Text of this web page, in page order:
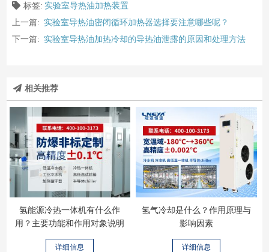
标签: 实验室导热油加热装置
上一篇: 实验室导热油密闭循环加热器选择要注意哪些呢？
下一篇: 实验室导热油加热冷却的导热油泄露的原因和处理方法
相关推荐
氢能源冷热一体机有什么作
用？主要功能和作用对象说明
详细信息
氢气冷却是什么？作用原理与
影响因素
详细信息